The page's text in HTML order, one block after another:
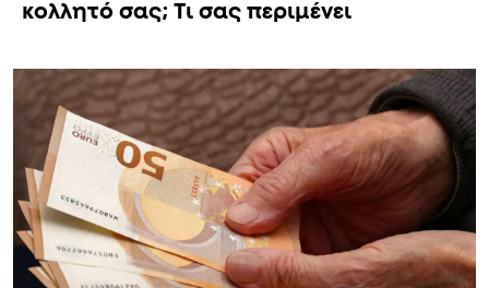
κολλητό σας; Τι σας περιμένει